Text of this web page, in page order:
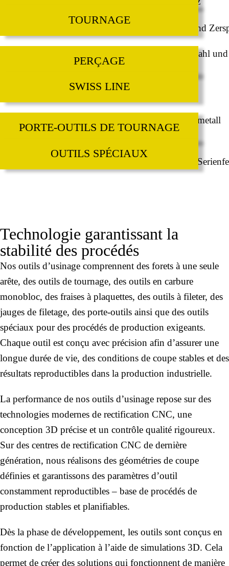
TOURNAGE
PERÇAGE
SWISS LINE
PORTE-OUTILS DE TOURNAGE
OUTILS SPÉCIAUX
Technologie garantissant la
stabilité des procédés
Nos outils d’usinage comprennent des forets à une seule
arête, des outils de tournage, des outils en carbure
monobloc, des fraises à plaquettes, des outils à fileter, des
jauges de filetage, des porte‑outils ainsi que des outils
spéciaux pour des procédés de production exigeants.
Chaque outil est conçu avec précision afin d’assurer une
longue durée de vie, des conditions de coupe stables et des
résultats reproductibles dans la production industrielle.
La performance de nos outils d’usinage repose sur des
technologies modernes de rectification CNC, une
conception 3D précise et un contrôle qualité rigoureux.
Sur des centres de rectification CNC de dernière
génération, nous réalisons des géométries de coupe
définies et garantissons des paramètres d’outil
constamment reproductibles – base de procédés de
production stables et planifiables.
Dès la phase de développement, les outils sont conçus en
fonction de l’application à l’aide de simulations 3D. Cela
permet de créer des solutions qui fonctionnent de manière